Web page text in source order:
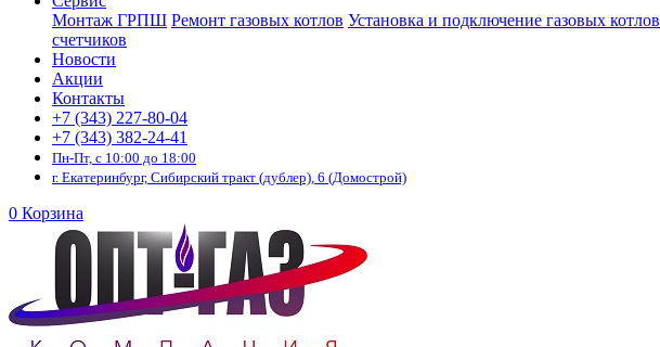
Монтаж ГРПШ Ремонт газовых котлов Установка и подключение газовых котлов
счетчиков
Новости
Акции
Контакты
+7 (343) 227-80-04
+7 (343) 382-24-41
Пн-Пт, с 10:00 до 18:00
г. Екатеринбург, Сибирский тракт (дублер), 6 (Домострой)
0 Корзина